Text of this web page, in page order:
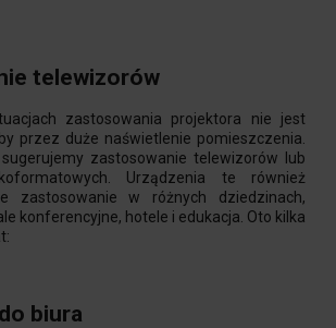
telewizorów
zastosowania projektora nie jest
przez duże naświetlenie pomieszczenia.
zastosowanie telewizorów lub
Urządzenia te również
zastosowanie w różnych dziedzinach,
konferencyjne, hotele i edukacja. Oto kilka
biura